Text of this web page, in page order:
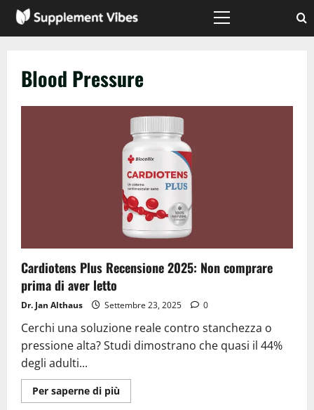
Menù
Blood Pressure
Cardiotens Plus Recensione 2025: Non comprare
prima di aver letto
Dr. Jan Althaus Settembre 23, 2025 0
Cerchi una soluzione reale contro stanchezza o
pressione alta? Studi dimostrano che quasi il 44%
degli adulti...
Per saperne di piùUlteriori
informazioni